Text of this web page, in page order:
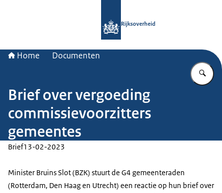
Rijksoverheid
Home Documenten
Brief over vergoeding
commissievoorzitters
gemeentes
Brief13-02-2023
Minister Bruins Slot (BZK) stuurt de G4 gemeenteraden
(Rotterdam, Den Haag en Utrecht) een reactie op hun brief over